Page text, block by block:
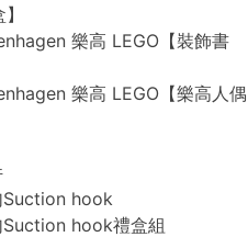
樂高 LEGO【裝飾書
樂高 LEGO【樂高人偶
Suction hook
hook禮盒組